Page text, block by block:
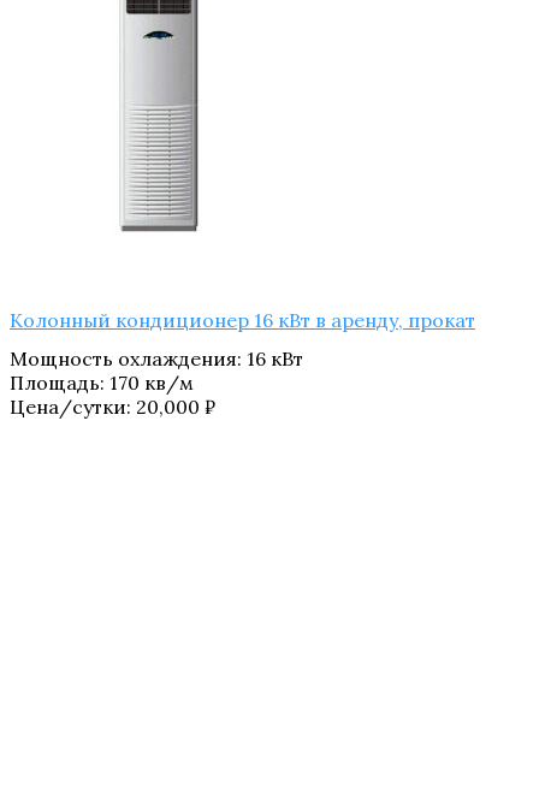
Колонный кондиционер 16 кВт в аренду, прокат
Мощность охлаждения: 16 кВт
Площадь: 170 кв/м
Цена/сутки: 20,000 ₽